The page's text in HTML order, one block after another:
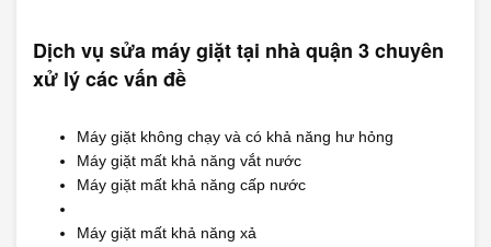
Dịch vụ sửa máy giặt tại nhà quận 3 chuyên
xử lý các vấn đề
Máy giặt không chạy và có khả năng hư hỏng
Máy giặt mất khả năng vắt nước
Máy giặt mất khả năng cấp nước
Máy giặt mất khả năng xả